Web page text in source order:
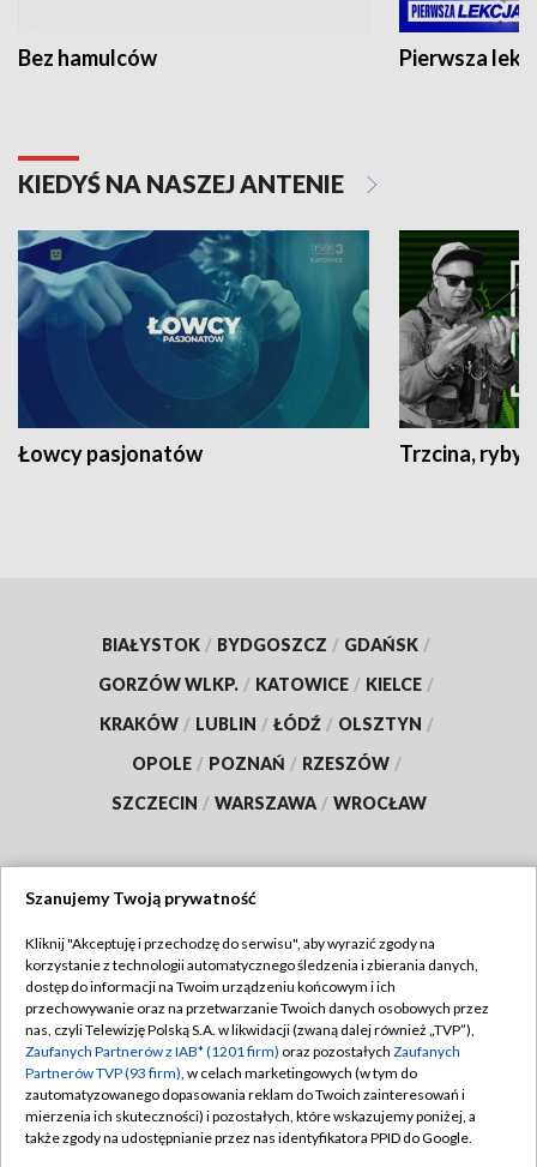
Bez hamulców Pierwsza
KIEDYŚ NA NASZEJ ANTENIE
Łowcy pasjonatów Trzcina, ryby
BIAŁYSTOK / BYDGOSZCZ / GDAŃSK /
GORZÓW WLKP. / KATOWICE / KIELCE /
KRAKÓW / LUBLIN / ŁÓDŹ / OLSZTYN /
OPOLE / POZNAŃ / RZESZÓW /
SZCZECIN / WARSZAWA / WROCŁAW
TVP
Abonament TVP
Emisja w TVP
Centrum informacji TVP
Naziemna Telewizja Cyfrowa
Regulamin TVP
Polityka prywatności
Moje zgody
Pomoc
Szanujemy Twoją prywatność
Kliknij "Akceptuję i przechodzę do serwisu", aby wyrazić zgody na
korzystanie z technologii automatycznego śledzenia i zbierania danych,
dostęp do informacji na Twoim urządzeniu końcowym i ich
przechowywanie oraz na przetwarzanie Twoich danych osobowych przez
nas, czyli Telewizję Polską S.A. w likwidacji (zwaną dalej również „TVP”),
Zaufanych Partnerów z IAB* (1201 firm) oraz pozostałych Zaufanych
Partnerów TVP (93 firm), w celach marketingowych (w tym do
zautomatyzowanego dopasowania reklam do Twoich zainteresowań i
mierzenia ich skuteczności) i pozostałych, które wskazujemy poniżej, a
także zgody na udostępnianie przez nas identyfikatora PPID do Google.